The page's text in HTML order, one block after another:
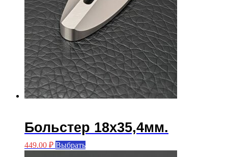
Больстер 18х35,4мм.
449.00 ₽ ВыбратьЭтот
товар